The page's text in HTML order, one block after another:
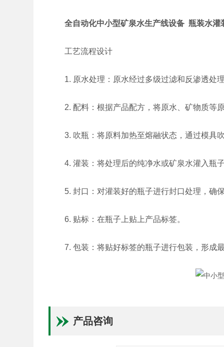
全自动化中小型矿泉水生产线设备 瓶装水灌
工艺流程设计
1. 原水处理：原水经过多级过滤和反渗透处
2. 配料：根据产品配方，将原水、矿物质等
3. 吹瓶：将原料加热至熔融状态，通过模具
4. 灌装：将处理后的纯净水或矿泉水灌入瓶
5. 封口：对灌装好的瓶子进行封口处理，确
6. 贴标：在瓶子上贴上产品标签。
7. 包装：将贴好标签的瓶子进行包装，形成
产品咨询